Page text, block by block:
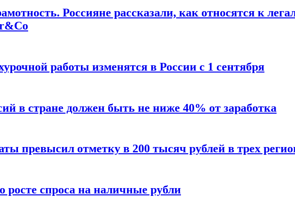
Россияне рассказали, как относятся к
работы изменятся в России с 1 сентября
в стране должен быть не ниже 40% от заработка
превысил отметку в 200 тысяч рублей в трех
росте спроса на наличные рубли